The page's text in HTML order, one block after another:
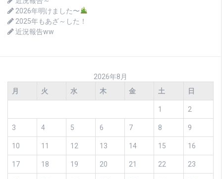
2026年明けました〜
2025年もあざ～した！
近況報告ww
2026年8月
月
火 水 木 金 土 日
1 2
3 4 5 6 7 8 9
10 11 12 13 14 15 16
17 18 19 20 21 22 23